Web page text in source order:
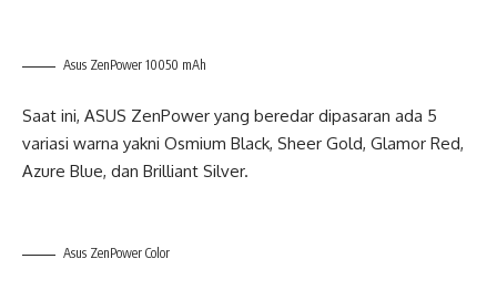
Asus ZenPower 10050 mAh
Saat ini, ASUS ZenPower yang beredar dipasaran ada 5
variasi warna yakni Osmium Black, Sheer Gold, Glamor Red,
Azure Blue, dan Brilliant Silver.
Asus ZenPower Color